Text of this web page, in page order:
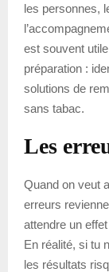
les personnes,
est souvent
préparation :
solutions de
sans tabac.
Les
Quand on veut
erreurs
attendre un
En réalité, si tu
les résultats